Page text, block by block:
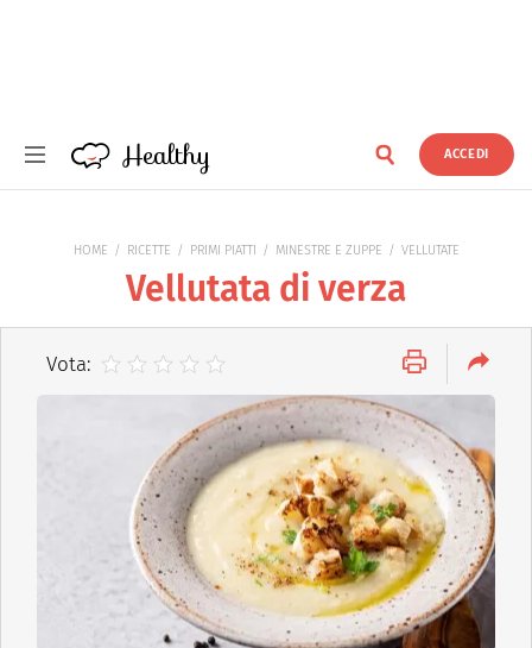
Healthy
Healthy ACCEDI
HOME RICETTE PRIMI PIATTI MINESTRE E ZUPPE VELLUTATE
Vellutata di verza
Vota: